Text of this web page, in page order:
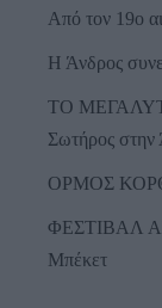
Από τον 19ο
Η Άνδρος
ΤΟ
Σωτήρος
ΟΡΜΟΣ
ΦΕΣΤΙΒΑΛ
Μπέκετ